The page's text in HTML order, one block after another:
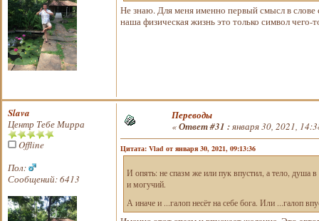
Не знаю. Для меня именно первый смысл в
наша физическая жизнь это только символ
Slava
Центр Тебе Мирра
Offline
Пол:
Сообщений: 6413
Переводы
«Ответ #31 :января 30, 2021,
Цитата: Vlad от января 30, 2021, 09:13:36
И опять: не спазм же или пук впустил, а тело, душа
и могучий.
А иначе и ...галоп несёт на себе бога. Или ...галоп